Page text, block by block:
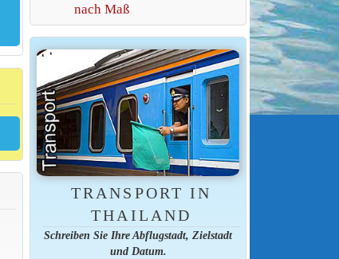
nach Maß
TRANSPORT IN
THAILAND
Schreiben Sie Ihre Abflugstadt, Zielstadt
und Datum.